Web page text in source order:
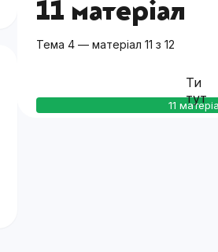
11 матеріал
Тема 4 — матеріал 11 з 12
11
Ти
тут